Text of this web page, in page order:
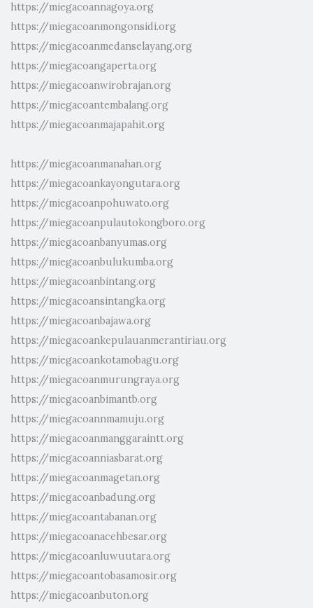
https://miegacoannagoya.org
https://miegacoanmongonsidi.org
https://miegacoanmedanselayang.org
https://miegacoangaperta.org
https://miegacoanwirobrajan.org
https://miegacoantembalang.org
https://miegacoanmajapahit.org
https://miegacoanmanahan.org
https://miegacoankayongutara.org
https://miegacoanpohuwato.org
https://miegacoanpulautokongboro.org
https://miegacoanbanyumas.org
https://miegacoanbulukumba.org
https://miegacoanbintang.org
https://miegacoansintangka.org
https://miegacoanbajawa.org
https://miegacoankepulauanmerantiriau.org
https://miegacoankotamobagu.org
https://miegacoanmurungraya.org
https://miegacoanbimantb.org
https://miegacoannmamuju.org
https://miegacoanmanggaraintt.org
https://miegacoanniasbarat.org
https://miegacoanmagetan.org
https://miegacoanbadung.org
https://miegacoantabanan.org
https://miegacoanacehbesar.org
https://miegacoanluwuutara.org
https://miegacoantobasamosir.org
https://miegacoanbuton.org